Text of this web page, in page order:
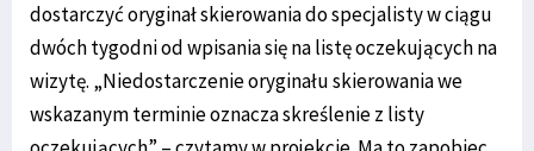
dostarczyć oryginał skierowania do specjalisty w ciągu
dwóch tygodni od wpisania się na listę oczekujących na
wizytę. „Niedostarczenie oryginału skierowania we
wskazanym terminie oznacza skreślenie z listy